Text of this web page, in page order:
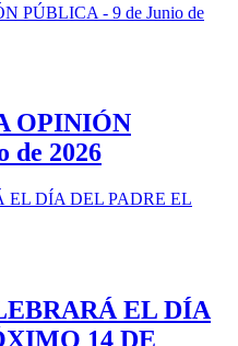
OPINIÓN
de 2026
EL DÍA
14 DE